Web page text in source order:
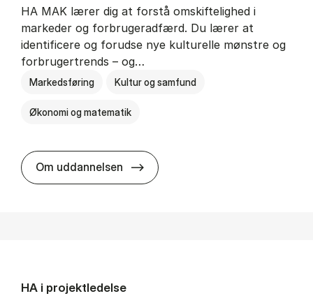
HA MAK lærer dig at forstå omskiftelighed i
markeder og forbrugeradfærd. Du lærer at
identificere og forudse nye kulturelle mønstre og
forbrugertrends – og…
Markedsføring Kultur og samfund
Økonomi og matematik
Om uddannelsen HA i mar­keds- og kul­tu­r­a­na­ly­se
HA i pro­jekt­le­del­se